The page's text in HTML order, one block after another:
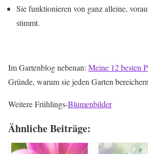
Sie funktionieren von ganz alleine,
stimmt.
Im Gartenblog nebenan: Meine 12 besten
Gründe, warum sie jeden Garten
Weitere Frühlings-Blumenbilder
Ähnliche Beiträge: